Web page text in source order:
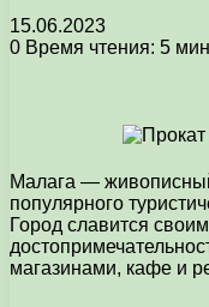
15.06.2023
0 Время чтения: 5
Малага —
популярного
Город славится
магазинами, кафе и